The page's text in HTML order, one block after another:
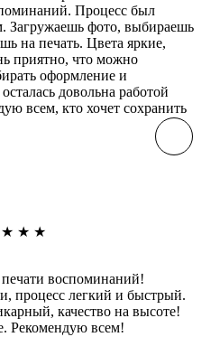
Процесс был
Загружаешь фото, выбираешь
на печать. Цвета яркие,
приятно, что можно
оформление и
довольна работой
всем, кто хочет сохранить
★ ★ ★
воспоминаний!
процесс легкий и быстрый.
качество на высоте!
Рекомендую всем!